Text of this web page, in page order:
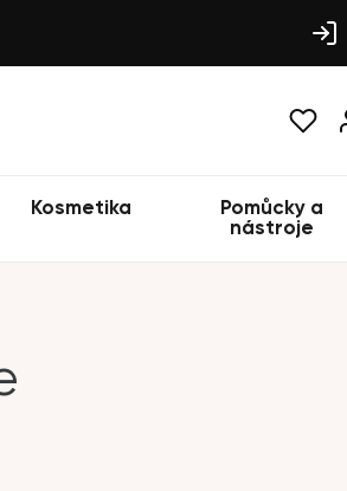
Kosmetika
Pomůcky a
nástroje